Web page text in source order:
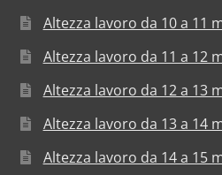
Altezza lavoro da 10 a 11
Altezza lavoro da 11 a 12
Altezza lavoro da 12 a 13
Altezza lavoro da 13 a 14
Altezza lavoro da 14 a 15